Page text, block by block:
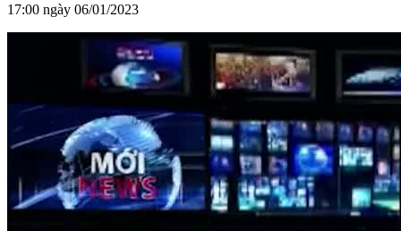
17:00 ngày 06/01/2023